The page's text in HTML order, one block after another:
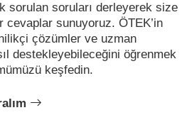
sorulan soruları derleyerek size
cevaplar sunuyoruz. ÖTEK’in
çözümler ve uzman
destekleyebileceğini öğrenmek
keşfedin.